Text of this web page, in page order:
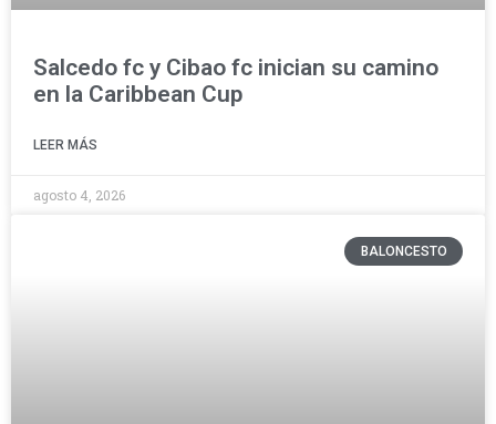
Salcedo fc y Cibao fc inician su camino
en la Caribbean Cup
LEER MÁS
agosto 4, 2026
BALONCESTO